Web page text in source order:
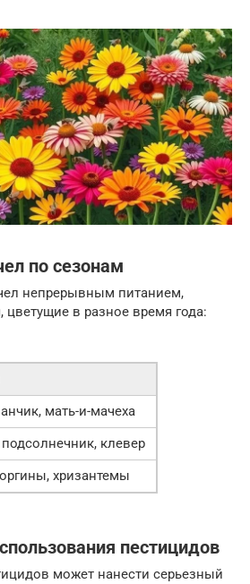
по сезонам
непрерывным питанием,
цветущие в разное время года:
мать-и-мачеха
клевер
хризантемы
пестицидов
может нанести серьезный